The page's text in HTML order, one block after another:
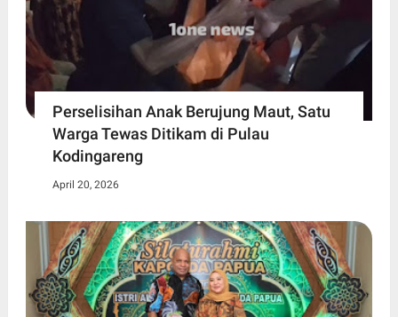
Perselisihan Anak Berujung Maut, Satu
Warga Tewas Ditikam di Pulau
Kodingareng
April 20, 2026